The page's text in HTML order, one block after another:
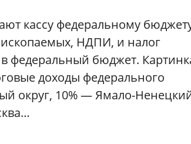
кассу федеральному
НДПИ, и налог
федеральный бюджет.
доходы федерального
округ, 10% — Ямало-